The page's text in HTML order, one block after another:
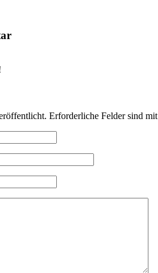
Erforderliche Felder sind mit